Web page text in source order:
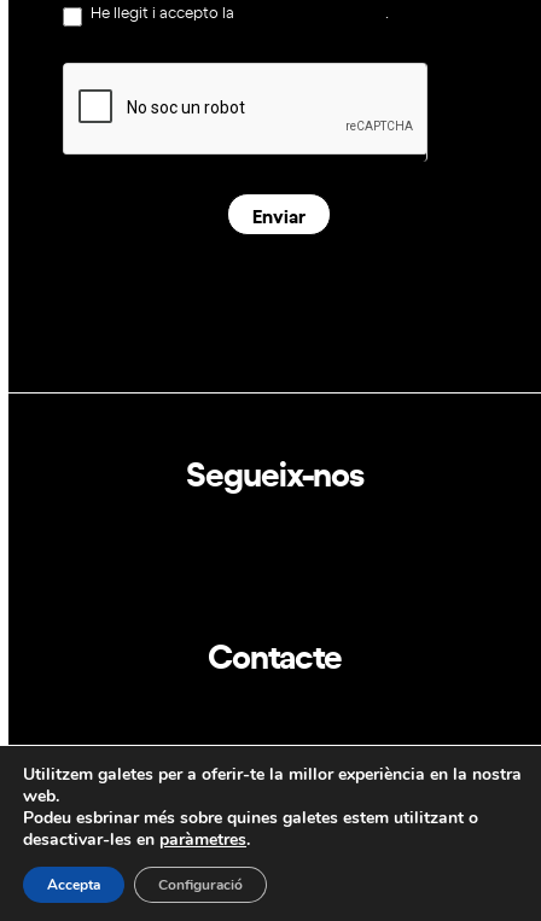
He llegit i accepto la
Enviar
Segueix-nos
Contacte
CAT ENG
Utilitzem galetes per a oferir-te la millor experiència en la nostra
web.
Podeu esbrinar més sobre quines galetes estem utilitzant o
desactivar-les en paràmetres.
Accepta Configuració